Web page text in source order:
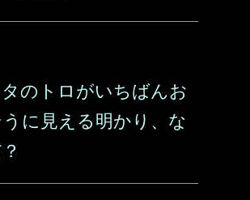
のトロがいちばんお
に見える明かり、な